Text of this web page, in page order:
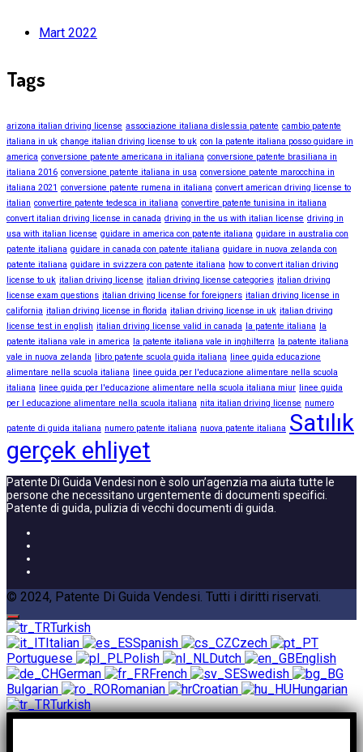
Mart 2022
Tags
arizona italian driving license associazione italiana dislessia patente cambio patente
italiana in uk change italian driving license to uk con la patente italiana posso guidare in
america conversione patente americana in italiana conversione patente brasiliana in
italiana 2016 conversione patente italiana in usa conversione patente marocchina in
italiana 2021 conversione patente rumena in italiana convert american driving license to
italian convertire patente tedesca in italiana convertire patente tunisina in italiana
convert italian driving license in canada driving in the us with italian license driving in
usa with italian license guidare in america con patente italiana guidare in australia con
patente italiana guidare in canada con patente italiana guidare in nuova zelanda con
patente italiana guidare in svizzera con patente italiana how to convert italian driving
license to uk italian driving license italian driving license categories italian driving
license exam questions italian driving license for foreigners italian driving license in
california italian driving license in florida italian driving license in uk italian driving
license test in english italian driving license valid in canada la patente italiana
la
patente italiana vale in america
la patente italiana vale in inghilterra
la patente italiana
vale in nuova zelanda
libro patente scuola guida italiana
linee guida educazione
alimentare nella scuola italiana
linee guida per l'educazione alimentare nella scuola
italiana
linee guida per l'educazione alimentare nella scuola italiana miur linee guida
per l educazione alimentare nella scuola italiana nita italian driving license numero
patente di guida italiana numero patente italiana nuova patente italiana Satılık
gerçek ehliyet
Patente Di Guida Vendesi non è solo un’agenzia ma aiuta tutte le
persone che necessitano urgentemente di documenti specifici.
Patente di guida, pulizia di vecchi documenti di guida.
© 2024, Patente Di Guida Vendesi. Tutti i diritti riservati.
Turkish
Italian
Spanish
Czech
Portuguese
Polish Dutch
English
German
French
Swedish
Bulgarian
Romanian Croatian
Hungarian
Turkish